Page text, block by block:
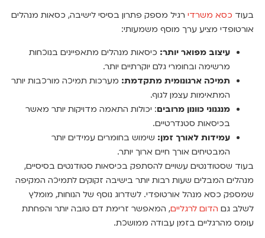
בעוד כסא משרדירגיל מספק פתרון בסיסי לישיבה, כסאות מנהלים
אורטופדי מציע ערך מוסף משמעותי:
עיצוב מפואר יותר: כיסאות מנהלים מתאפיינים בנוכחות
מרשימה ובחומרי גלם יוקרתיים יותר.
תמיכה ארגונומית מתקדמת: מערכות תמיכה מורכבות יותר
המתאימות עצמן לגוף.
מנגנוני כוונון מרובים: יכולות התאמה מדויקות יותר מאשר
בכיסאות סטנדרטיים.
עמידות לאורך זמן: שימוש בחומרים עמידים יותר
המבטיחים אורך חיים ארוך יותר.
בעוד שסטודנטים עשויים להסתפק בכיסאות סטודנטים בסיסיים,
מנהלים המבלים שעות רבות יותר בישיבה זקוקים לתמיכה המקיפה
שמספק כסא מנהל אורטופדי. לשדרוג נוסף של הנוחות, מומלץ
לשלב גם הדום לרגליים, המאפשר זרימת דם טובה יותר והפחתת
עומס מהרגליים בזמן עבודה ממושכת.